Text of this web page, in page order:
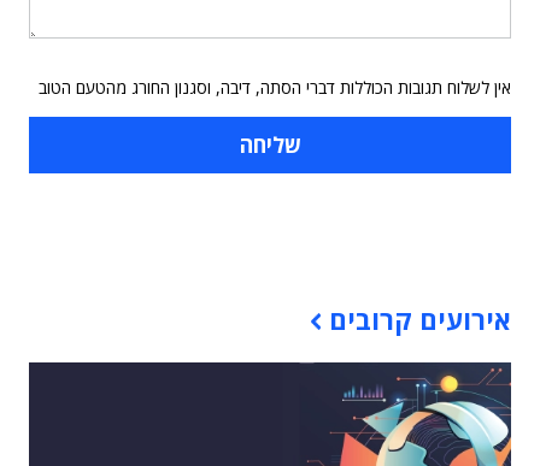
אין לשלוח תגובות הכוללות דברי הסתה, דיבה, וסגנון החורג מהטעם הטוב
אירועים קרובים